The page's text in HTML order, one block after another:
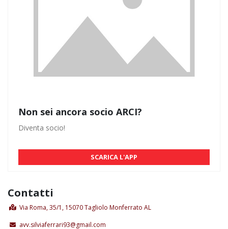
Non sei ancora socio ARCI?
Diventa socio!
SCARICA L'APP
Contatti
Via Roma, 35/1, 15070 Tagliolo Monferrato AL
avv.silviaferrari93@gmail.com